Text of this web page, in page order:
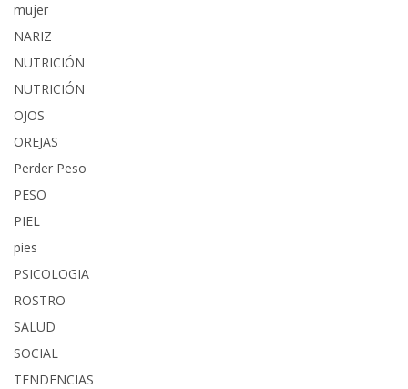
mujer
NARIZ
NUTRICIÓN
NUTRICIÓN
OJOS
OREJAS
Perder Peso
PESO
PIEL
pies
PSICOLOGIA
ROSTRO
SALUD
SOCIAL
TENDENCIAS